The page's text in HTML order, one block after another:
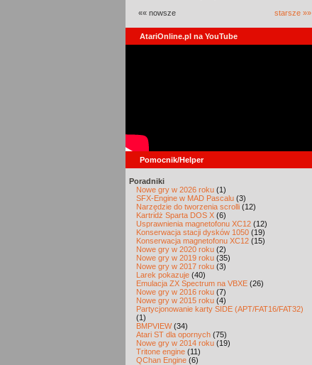
«« nowsze starsze »»
AtariOnline.pl na YouTube
Pomocnik/Helper
Poradniki
Nowe gry w 2026 roku (1)
SFX-Engine w MAD Pascalu (3)
Narzędzie do tworzenia scrolli (12)
Kartridż Sparta DOS X (6)
Usprawnienia magnetofonu XC12 (12)
Konserwacja stacji dysków 1050 (19)
Konserwacja magnetofonu XC12 (15)
Nowe gry w 2020 roku (2)
Nowe gry w 2019 roku (35)
Nowe gry w 2017 roku (3)
Larek pokazuje (40)
Emulacja ZX Spectrum na VBXE (26)
Nowe gry w 2016 roku (7)
Nowe gry w 2015 roku (4)
Partycjonowanie karty SIDE (APT/FAT16/FAT32)
(1)
BMPVIEW(34)
Atari ST dla opornych (75)
Nowe gry w 2014 roku (19)
Tritone engine (11)
QChan Engine (6)